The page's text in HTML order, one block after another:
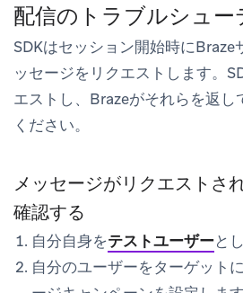
配信のトラブルシュー
SDKはセッション開始時にBraze
ッセージをリクエストします。
エストし、Brazeがそれらを返し
ください。
メッセージがリクエストさ
確認する
自分自身をテストユーザーと
自分のユーザーをターゲット